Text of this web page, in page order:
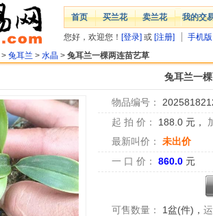
首页 买兰花 卖兰花 我的交
您好，欢迎您！ [登录] 或 [注册] 手机版
> 兔耳兰 > 水晶 > 兔耳兰一棵两连苗艺草
兔耳兰一
物品编号：
起 拍 价：
188.0 元，
最新叫价：
未出价
一 口 价：
860.0 元
可售数量： 1盆(件) ，